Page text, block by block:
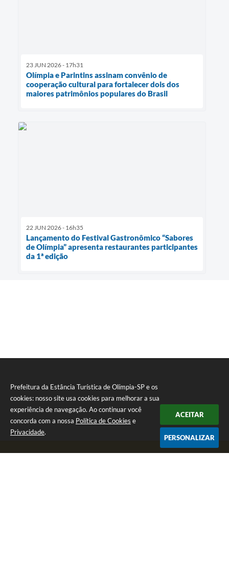
Prefeitura da Estância Turística de Olímpia-SP e os
cookies: nosso site usa cookies para melhorar a sua
experiência de navegação. Ao continuar você
concorda com a nossa Política de Cookies e
Privacidade.
ACEITAR
PERSONALIZAR
23 JUN 2026 - 17h31
Olímpia e Parintins assinam convênio de
cooperação cultural para fortalecer dois dos
maiores patrimônios populares do Brasil
22 JUN 2026 - 16h35
Lançamento do Festival Gastronômico “Sabores
de Olímpia” apresenta restaurantes participantes
da 1ª edição